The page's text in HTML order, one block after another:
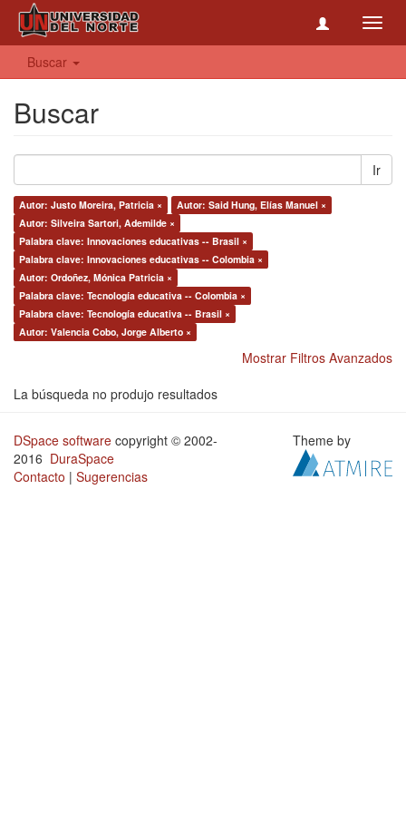
Buscar
Buscar
Ir
Autor: Justo Moreira, Patricia ×
Autor: Said Hung, Elías Manuel ×
Autor: Silveira Sartori, Ademilde ×
Palabra clave: Innovaciones educativas -- Brasil ×
Palabra clave: Innovaciones educativas -- Colombia ×
Autor: Ordoñez, Mónica Patricia ×
Palabra clave: Tecnología educativa -- Colombia ×
Palabra clave: Tecnología educativa -- Brasil ×
Autor: Valencia Cobo, Jorge Alberto ×
Mostrar Filtros Avanzados
La búsqueda no produjo resultados
DSpace software copyright © 2002-
2016 DuraSpace
Contacto | Sugerencias
Theme by